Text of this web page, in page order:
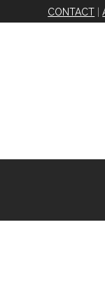
CONTACT |